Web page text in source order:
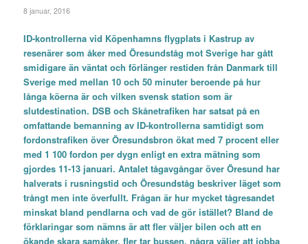
8 januar, 2016
ID-kontrollerna vid Köpenhamns flygplats i Kastrup av
resenärer som åker med Öresundståg mot Sverige har gått
smidigare än väntat och förlänger restiden från Danmark till
Sverige med mellan 10 och 50 minuter beroende på hur
långa köerna är och vilken svensk station som är
slutdestination. DSB och Skånetrafiken har satsat på en
omfattande bemanning av ID-kontrollerna samtidigt som
fordonstrafiken över Öresundsbron ökat med 7 procent eller
med 1 100 fordon per dygn enligt en extra mätning som
gjordes 11-13 januari. Antalet tågavgångar över Öresund har
halverats i rusningstid och Öresundståg beskriver läget som
trångt men inte överfullt. Frågan är hur mycket tågresandet
minskat bland pendlarna och vad de gör istället? Bland de
förklaringar som nämns är att fler väljer bilen och att en
ökande skara samåker, fler tar bussen, några väljer att jobba